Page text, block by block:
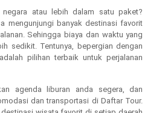
atau lebih dalam satu paket?
mengunjungi banyak destinasi favorit
Sehingga biaya dan waktu yang
sedikit. Tentunya, bepergian dengan
pilihan terbaik untuk perjalanan
agenda liburan anda segera, dan
dan transportasi di Daftar Tour.